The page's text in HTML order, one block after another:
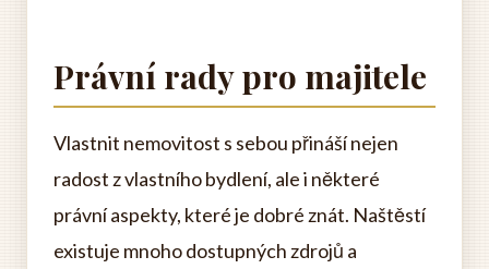
Právní rady pro majitele
Vlastnit nemovitost s sebou přináší nejen
radost z vlastního bydlení, ale i některé
právní aspekty, které je dobré znát. Naštěstí
existuje mnoho dostupných zdrojů a